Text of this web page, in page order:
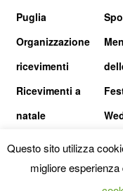
Puglia
Organizzazione
ricevimenti
Ricevimenti a
natale
© I RICEVIMENTI.IT |
Questo sito utilizza
migliore